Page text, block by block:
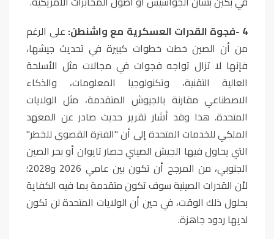
4
-فجوة القدرات العسكرية مع واشنطن: على الرغم
من أن الصين خطت خطوات كبيرة في تحديث جيشها،
فإنها لا تزال تواجه فجوات في مجالات مثل الأسلحة
العالية التقنية، وتكنولوجيا المعلومات، والذكاء
الاصطناعي مقارنة بالجيوش المتقدمة، مثل الولايات
المتحدة. هذا وقد أشار تقرير حديث صادر عن المعهد
الملكي للخدمات المتحدة إلى أن "الفترة القصوى للخطر"
التي يحاول فيها الجيش الصيني حصار تايوان أو بحر الصين
الجنوبي، من المرجح أن تكون بين عامي 2026 و2028؛
لأن القدرات الصينية سوف تكون متقدمة بما فيه الكفاية
بحلول ذلك الوقت، في حين أن الولايات المتحدة لن تكون
لديها ردود جاهزة.